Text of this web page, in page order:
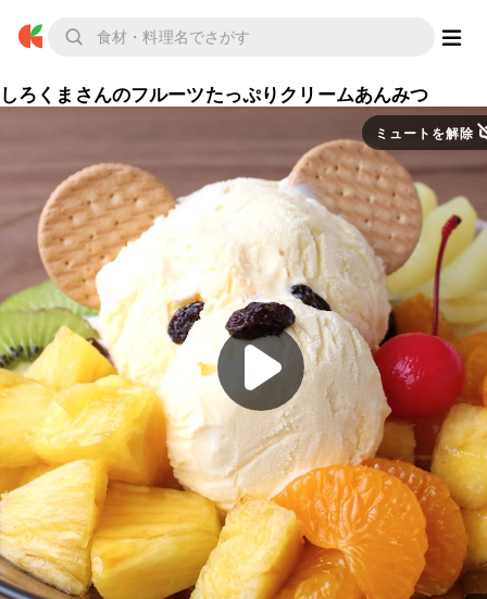
しろくまさんのフルーツたっぷりクリームあんみつ
ミュートを解除